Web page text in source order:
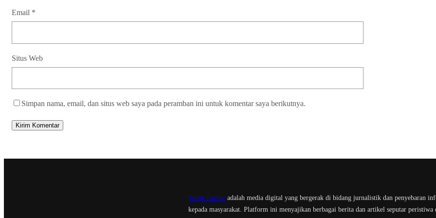
Email *
Situs Web
Simpan nama, email, dan situs web saya pada peramban ini untuk komentar saya berikutnya.
Tepak Online adalah media digital yang bergerak di bidang jurnalistik dan penyebaran
kepada masyarakat. Platform ini menyajikan berbagai berita dan artikel seputar peristiwa